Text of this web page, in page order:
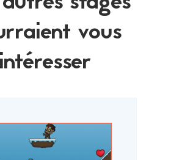
vous
intéresser